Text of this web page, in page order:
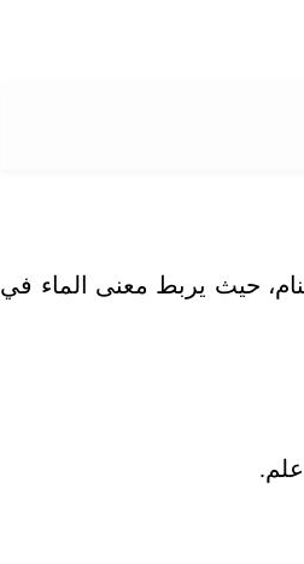
حيث يربط معنى الماء في